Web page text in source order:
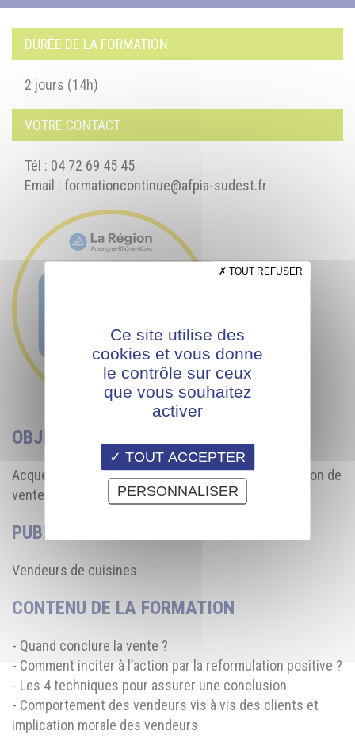
DURÉE DE LA FORMATION
2 jours (14h)
VOTRE CONTACT
Tél : 04 72 69 45 45
Email : formationcontinue@afpia-sudest.fr
OBJECTIF
Acquérir et maîtriser les techniques de concrétisation de
vente.
PUBLIC
Vendeurs de cuisines
CONTENU DE LA FORMATION
- Quand conclure la vente ?
- Comment inciter à l’action par la reformulation positive ?
- Les 4 techniques pour assurer une conclusion
- Comportement des vendeurs vis à vis des clients et
implication morale des vendeurs
Ce site utilise des
cookies et vous donne
le contrôle sur ceux
que vous souhaitez
activer
TOUT ACCEPTER
TOUT REFUSER
PERSONNALISER